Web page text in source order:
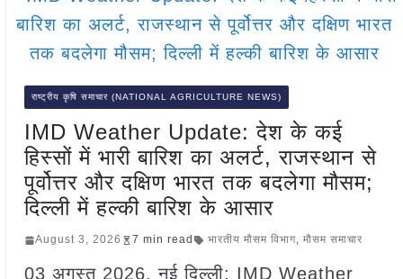
राष्ट्रीय कृषि समाचार (NATIONAL AGRICULTURE NEWS)
IMD Weather Update: देश के कई
हिस्सों में भारी बारिश का अलर्ट, राजस्थान से
पूर्वोत्तर और दक्षिण भारत तक बदलेगा मौसम;
दिल्ली में हल्की बारिश के आसार
August 3, 2026 7 min read भारतीय मौसम विभाग, मौसम समाचार
03 अगस्त 2026, नई दिल्ली: IMD Weather